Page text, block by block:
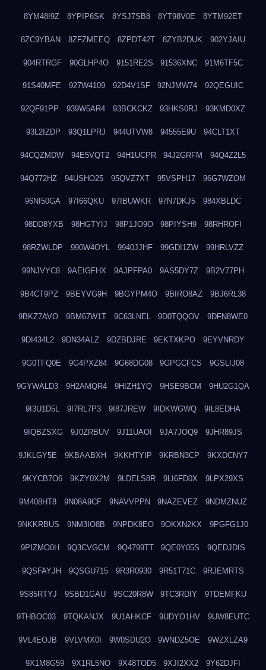
8YM48I9Z 8YPIP6SK 8YSJ7SB8 8YT98V0E 8YTM92ET
8ZC9YBAN 8ZFZMEEQ 8ZPDT42T 8ZYB2DUK 902YJAIU
904RTRGF 90GLHP4O 9151RE2S 91536XNC 91M6TF5C
91S40MFE 927W4109 92D4V1SF 92NJMW74 92QEGUIC
92QF91PP 939W5AR4 93BCKCKZ 93HKS0RJ 93KMD0XZ
93L2IZDP 93Q1LPRJ 944UTVW8 94555E9U 94CLT1XT
94CQZMDW 94E5VQT2 94H1UCPR 94J2GRFM 94Q4Z2L5
94Q772HZ 94USHO25 95QVZ7XT 95VSPH17 96G7WZOM
96NI50GA 97I66QKU 97IBUWKR 97N7DKJ5 984XBLDC
98DD8YXB 98HGTYIJ 98P1JO9O 98PIYSH9 98RHROFI
98RZWLDP 990W4OYL 9940JJHF 99GDI1ZW 99HRLVZZ
99NJVYC8 9AEIGFHX 9AJPFPA0 9AS5DY7Z 9B2V77PH
9B4CT9PZ 9BEYVG9H 9BGYPM4O 9BIRO8AZ 9BJ6RL38
9BKZ7AVO 9BM67W1T 9C63LNEL 9D0TQQOV 9DFN8WE0
9DI434L2 9DN34ALZ 9DZBDJRE 9EKTXKPO 9EYVNRDY
9G0TFQ0E 9G4PXZ84 9G68DG08 9GPGCFCS 9GSLIJ08
9GYWALD3 9H2AMQR4 9HIZH1YQ 9HSE9BCM 9HU2G1QA
9I3U1D5L 9I7RL7P3 9I87JREW 9IDKWGWQ 9IL8EDHA
9IQBZSXG 9J0ZRBUV 9J11UAOI 9JA7JOQ9 9JHR89JS
9JKLGY5E 9KBAABXH 9KKHTYIP 9KRBN3CP 9KXDCNY7
9KYCB7O6 9KZY0X2M 9LDELS8R 9LI6FD0X 9LPX29XS
9M408HT8 9N08A9CF 9NAVVPPN 9NAZEVEZ 9NDMZNUZ
9NKKRBUS 9NM3IO8B 9NPDK8EO 9OKXN2KX 9PGFG1J0
9PIZMO0H 9Q3CVGCM 9Q4799TT 9QE0Y05S 9QEDJDIS
9QSFAYJH 9QSGU715 9R3R0930 9R51T71C 9RJEMRTS
9S85RTYJ 9SBD1GAU 9SC20R8W 9TC3RDIY 9TDEMFKU
9THBOC03 9TQKANJX 9U1AHKCF 9UDYO1HV 9UW8EUTC
9VL4EOJB 9VLVMX0I 9W0SDU2O 9WNDZ5OE 9WZXLZA9
9X1M8G59 9X1RL5NO 9X48TOD5 9XJI2XX2 9Y62DJFI